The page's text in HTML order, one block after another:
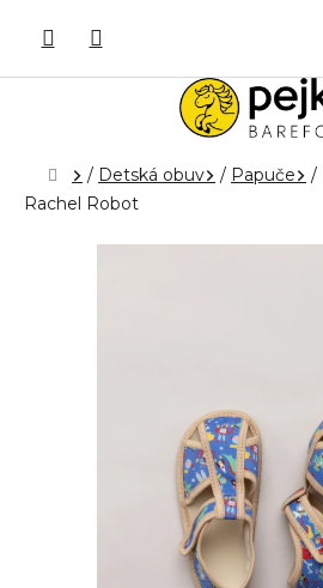
obsah
Domov
/ Detská obuv / Papuče /
Rachel Robot